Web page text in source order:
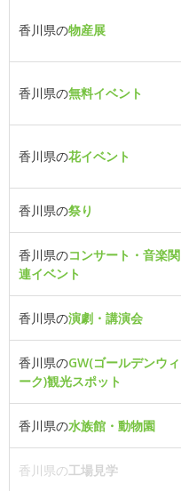
香川県の物産展
香川県の無料イベント
香川県の花イベント
香川県の祭り
香川県のコンサート・音楽関
連イベント
香川県の演劇・講演会
香川県のGW(ゴールデンウィ
ーク)観光スポット
香川県の水族館・動物園
香川県の工場見学